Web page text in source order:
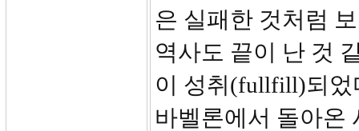
은 실패한 것처럼
역사도 끝이 난 것
이 성취(fullfill)되었
바벨론에서 돌아온